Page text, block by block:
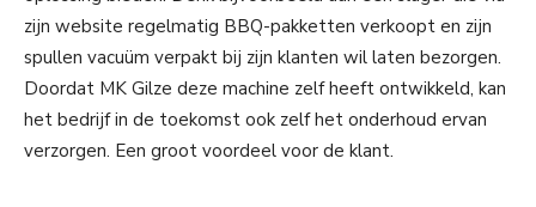
zijn website regelmatig BBQ-pakketten verkoopt en zijn
spullen vacuüm verpakt bij zijn klanten wil laten bezorgen.
Doordat MK Gilze deze machine zelf heeft ontwikkeld, kan
het bedrijf in de toekomst ook zelf het onderhoud ervan
verzorgen. Een groot voordeel voor de klant.